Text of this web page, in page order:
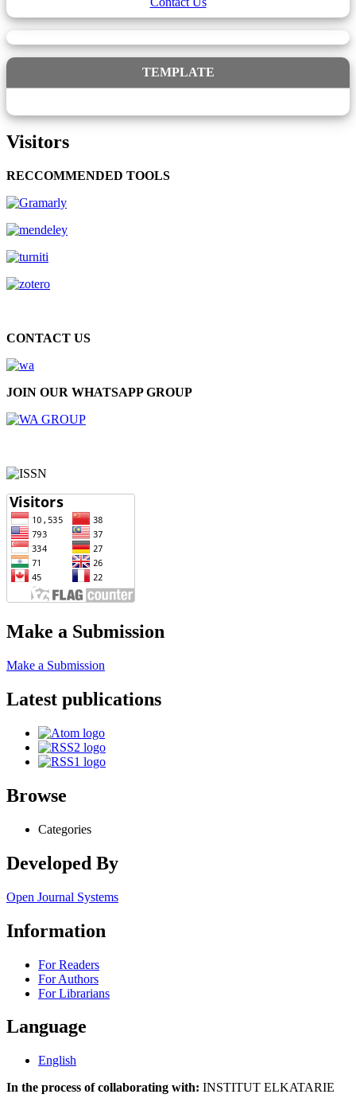
TEMPLATE
Visitors
RECCOMMENDED TOOLS
CONTACT US
JOIN OUR WHATSAPP GROUP
Make a Submission
Make a Submission
Latest publications
Browse
Categories
Developed By
Open Journal Systems
Information
For Readers
For Authors
For Librarians
Language
English
In the process of collaborating with: INSTITUT ELKATARIE